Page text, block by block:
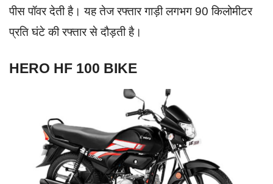
पीस पॉवर देती है। यह तेज रफ्तार गाड़ी लगभग 90 किलोमीटर
प्रति घंटे की रफ्तार से दौड़ती है।
HERO HF 100 BIKE